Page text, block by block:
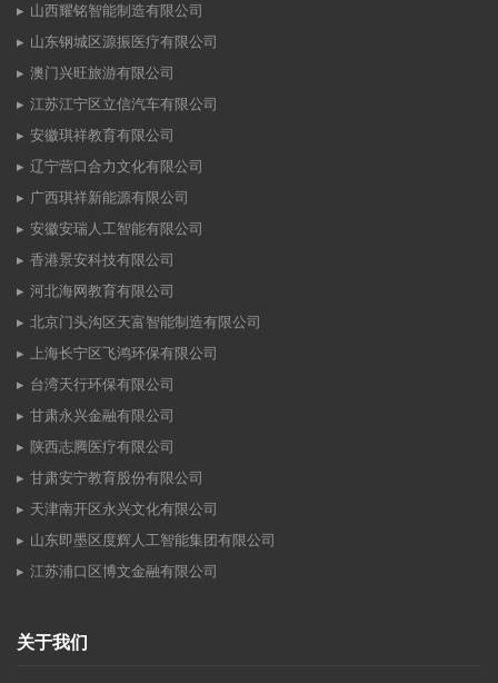
山西耀铭智能制造有限公司
山东钢城区源振医疗有限公司
澳门兴旺旅游有限公司
江苏江宁区立信汽车有限公司
安徽琪祥教育有限公司
辽宁营口合力文化有限公司
广西琪祥新能源有限公司
安徽安瑞人工智能有限公司
香港景安科技有限公司
河北海网教育有限公司
北京门头沟区天富智能制造有限公司
上海长宁区飞鸿环保有限公司
台湾天行环保有限公司
甘肃永兴金融有限公司
陕西志腾医疗有限公司
甘肃安宁教育股份有限公司
天津南开区永兴文化有限公司
山东即墨区度辉人工智能集团有限公司
江苏浦口区博文金融有限公司
关于我们